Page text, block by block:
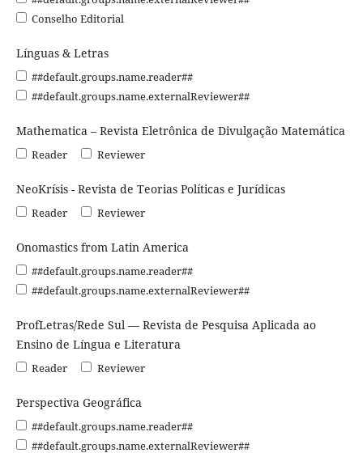
Conselho Editorial
Línguas & Letras
##default.groups.name.reader##
##default.groups.name.externalReviewer##
Mathematica – Revista Eletrônica de Divulgação Matemática
Reader Reviewer
NeoKrísis - Revista de Teorias Políticas e Jurídicas
Reader Reviewer
Onomastics from Latin America
##default.groups.name.reader##
##default.groups.name.externalReviewer##
ProfLetras/Rede Sul — Revista de Pesquisa Aplicada ao
Ensino de Língua e Literatura
Reader Reviewer
Perspectiva Geográfica
##default.groups.name.reader##
##default.groups.name.externalReviewer##